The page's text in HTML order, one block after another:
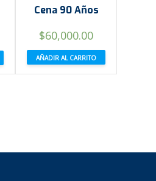
Cena 90 Años
$60,000.00
AÑADIR AL CARRITO